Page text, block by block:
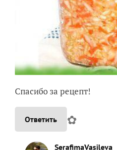
Спасибо за рецепт!
Ответить ✿
SerafimaVasileva